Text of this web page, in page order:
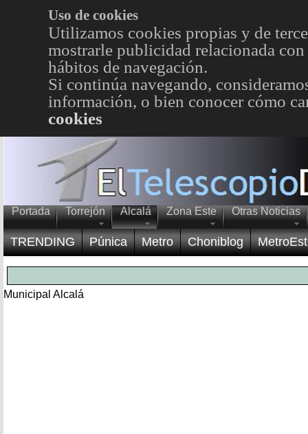
Uso de cookies
Utilizamos cookies propias y de
mostrarle publicidad relacionada
hábitos de navegación.
Si continúa navegando,
información, o bien conocer cómo
cookies
Portada Torrejón Alcalá Zona Este Otras Noticias
TRENDING Púnica Metro Choniblog
Municipal Alcalá